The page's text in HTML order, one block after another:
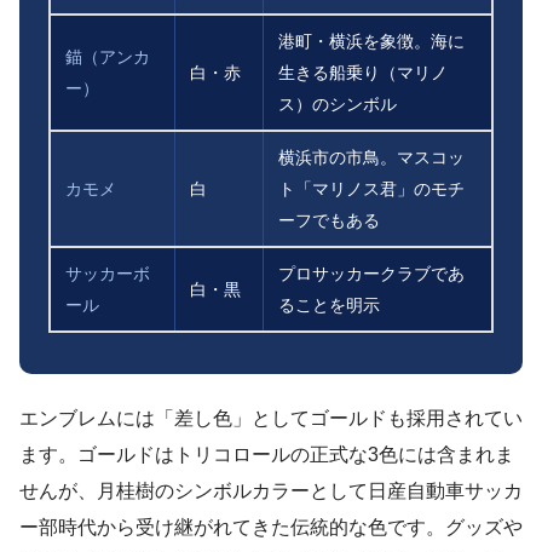
錨（アンカ
ー）
白・赤
港町・横浜を象徴。海に
生きる船乗り（マリノ
ス）のシンボル
カモメ 白
横浜市の市鳥。マスコッ
ト「マリノス君」のモチ
ーフでもある
サッカーボ
ール
白・黒
プロサッカークラブであ
ることを明示
エンブレムには「差し色」としてゴールドも採用されてい
ます。ゴールドはトリコロールの正式な3色には含まれま
せんが、月桂樹のシンボルカラーとして日産自動車サッカ
ー部時代から受け継がれてきた伝統的な色です。グッズや